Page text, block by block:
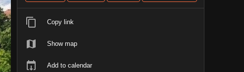
Copy link
Show map
Add to calendar